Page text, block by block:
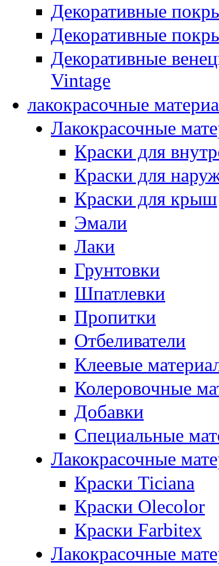
Декоративные
Декоративные
Декоративные
Vintage
лакокрасочные
Лакокрасочные
Краски для
Краски для
Краски для крыш
Эмали
Лаки
Грунтовки
Шпатлевки
Пропитки
Отбеливатели
Клеевые
Колеровочные
Добавки
Специальные
Лакокрасочные
Краски Ticiana
Краски Olecolor
Краски Farbitex
Лакокрасочные